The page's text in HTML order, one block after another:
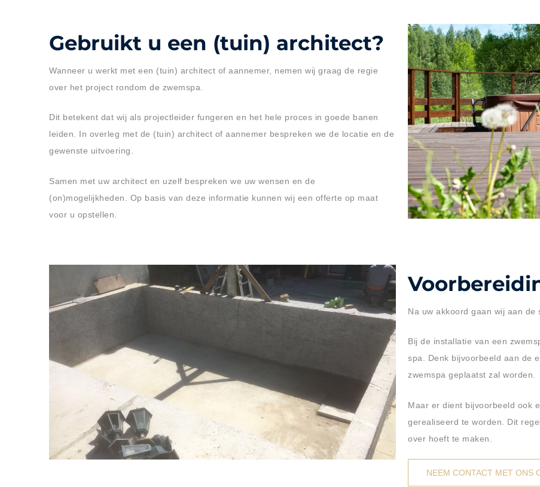
Gebruikt u een (tuin) architect?
Wanneer u werkt met een (tuin) architect of aannemer, nemen wij graag de regie
over het project rondom de zwemspa.
Dit betekent dat wij als projectleider fungeren en het hele proces in goede banen
leiden. In overleg met de (tuin) architect of aannemer bespreken we de locatie en de
gewenste uitvoering.
Samen met uw architect en uzelf bespreken we uw wensen en de
(on)mogelijkheden. Op basis van deze informatie kunnen wij een offerte op maat
voor u opstellen.
Na uw akkoord gaan wij aan de
Bij de installatie van een
spa. Denk bijvoorbeeld aan de
zwemspa geplaatst zal worden.
Maar er dient bijvoorbeeld ook
gerealiseerd te worden. Dit
over hoeft te maken.
NEEM CONTACT MET ONS